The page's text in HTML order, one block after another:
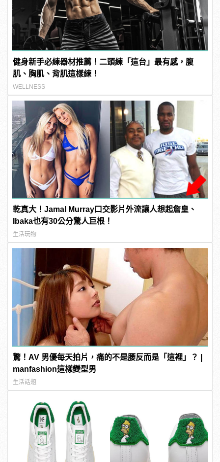
健身新手必練器材推薦！二頭練「這台」最有感，腹
肌、胸肌、背肌這樣練！
WELLNESS
乾真大！Jamal Murray口交影片外流讓人想起詹皇、
Ibaka也有30公分驚人巨根！
生活玩物
驚！AV 男優每天拍片，痛的不是腰反而是「這裡」？ |
manfashion這樣變型男
生活話題